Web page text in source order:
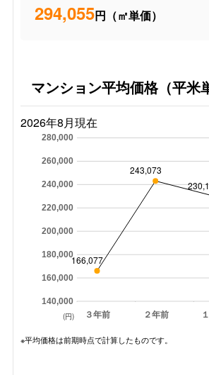
294,055円（㎡単価）
マンション平均価格（平米
2026年8月現在
３年前 ２年前
140,000
160,000
180,000
200,000
220,000
240,000
260,000
280,000
166,077
243,073
(円)
※平均価格は前期時点で計算したものです。